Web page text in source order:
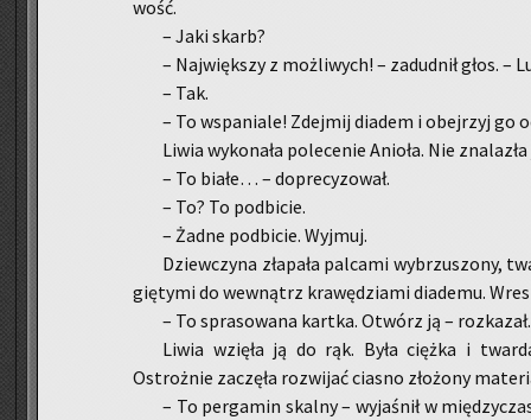
wość.
– Jaki skarb?
– Naj­więk­szy z moż­li­wych! – za­dud­nił głos. –
– Tak.
– To wspa­nia­le! Zdej­mij dia­dem i obej­rzyj go
Liwia wy­ko­na­ła po­le­ce­nie Anio­ła. Nie
– To białe… – do­pre­cy­zo­wał.
– To? To pod­bi­cie.
– Żadne pod­bi­cie. Wyj­muj.
Dziew­czy­na zła­pa­ła pal­ca­mi wy­brzu­szo­ny,
gię­ty­mi do we­wnątrz kra­wę­dzia­mi dia­de­mu.
– To spra­so­wa­na kart­ka. Otwórz ją – roz­ka­zał.
Liwia wzię­ła ją do rąk. Była cięż­ka i
Ostroż­nie za­czę­ła roz­wi­jać cia­sno zło­żo­ny
– To per­ga­min skal­ny – wy­ja­śnił w